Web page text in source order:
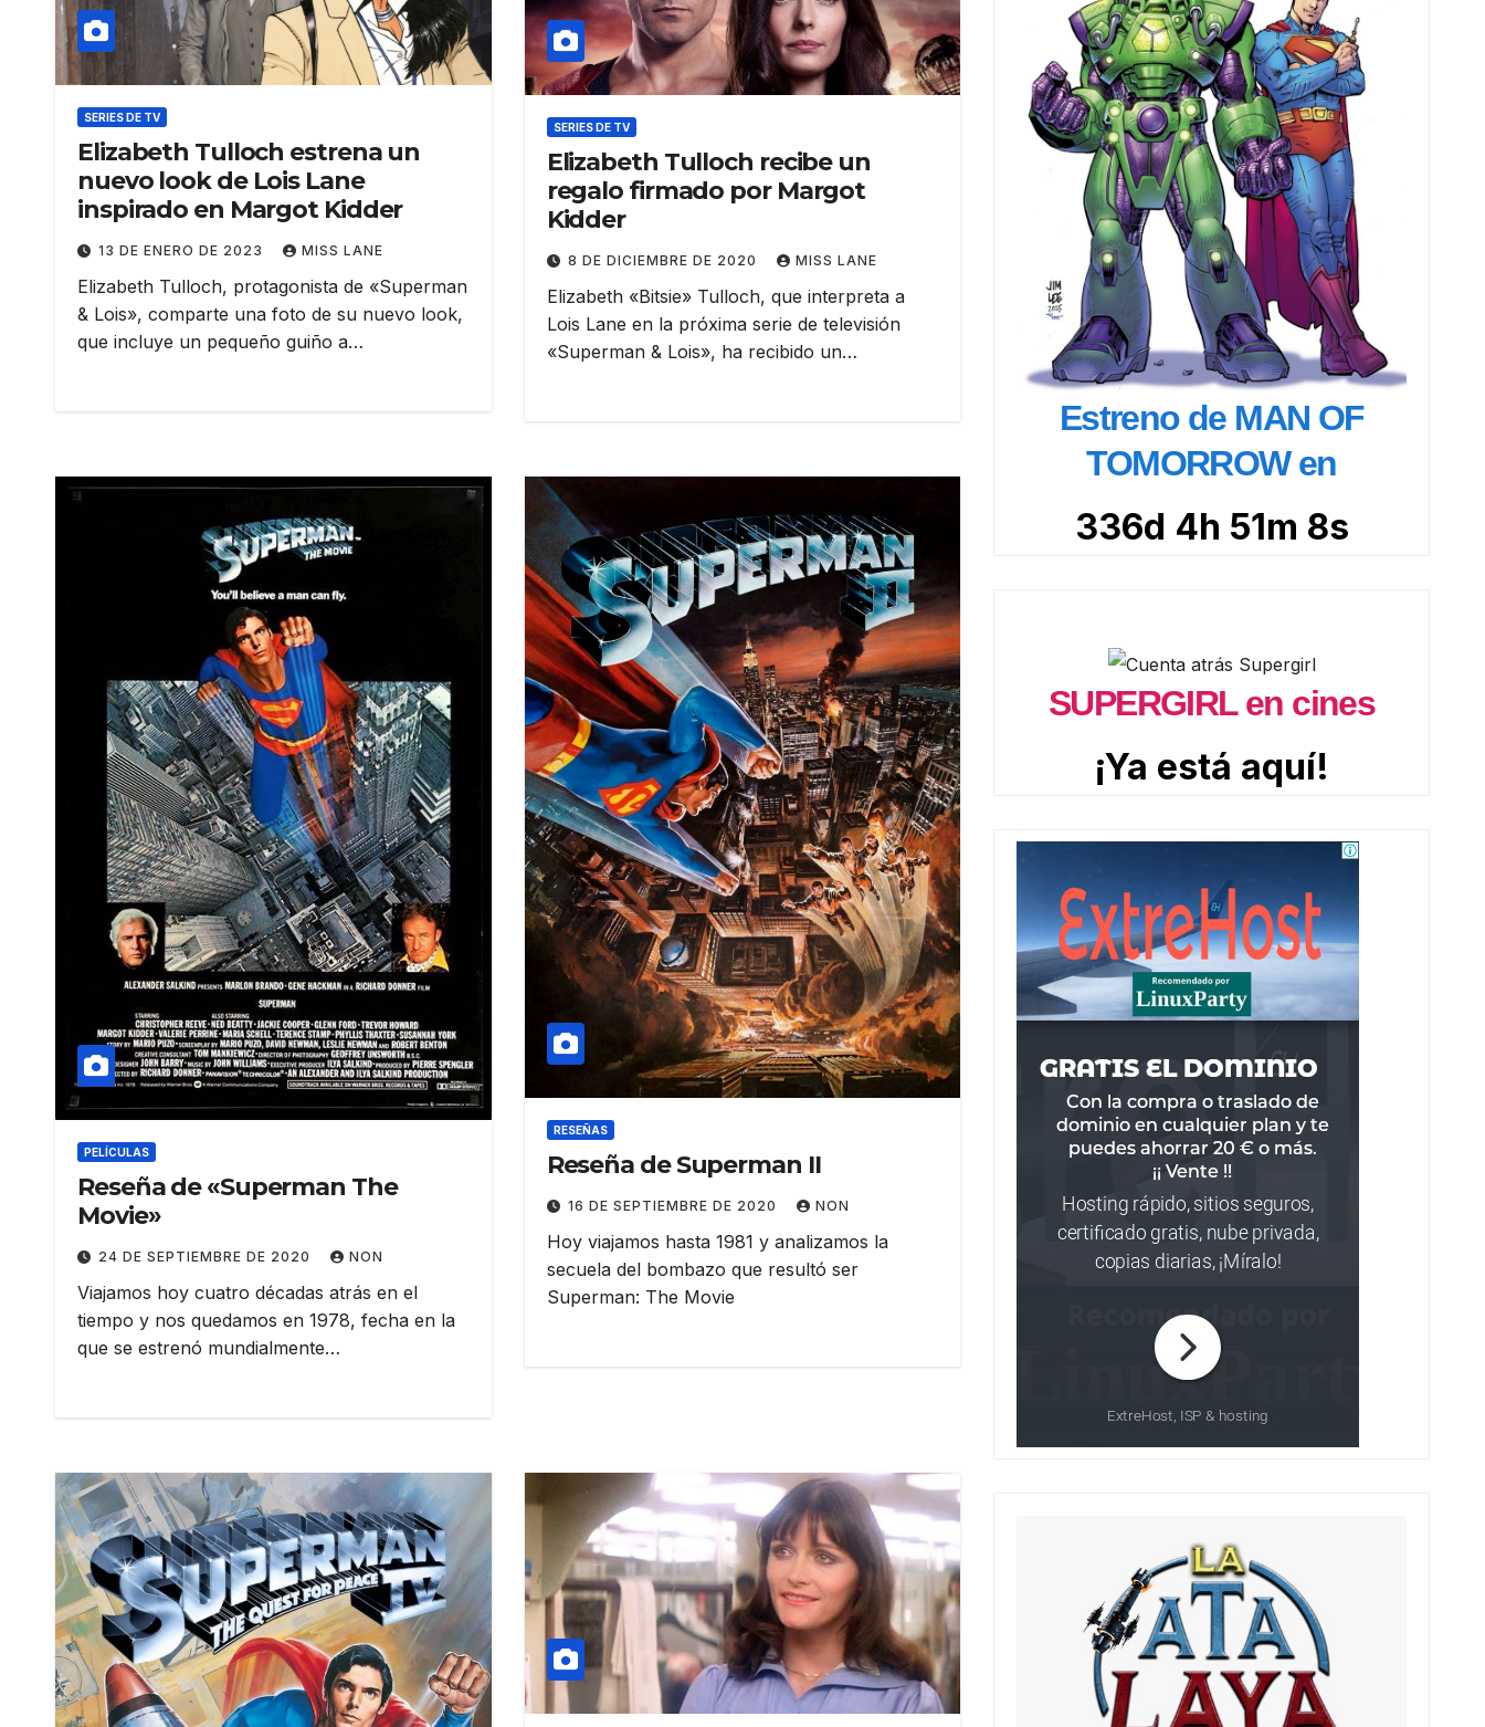
SERIES DE TV
Elizabeth Tulloch estrena un
nuevo look de Lois Lane
inspirado en Margot Kidder
13 DE ENERO DE 2023 MISS LANE
Elizabeth Tulloch, protagonista de «Superman
& Lois», comparte una foto de su nuevo look,
que incluye un pequeño guiño a…
SERIES DE TV
Elizabeth Tulloch recibe un
regalo firmado por Margot
Kidder
8 DE DICIEMBRE DE 2020 MISS LANE
Elizabeth «Bitsie» Tulloch, que interpreta a
Lois Lane en la próxima serie de televisión
«Superman & Lois», ha recibido un…
PELÍCULAS
Reseña de «Superman The
Movie»
24 DE SEPTIEMBRE DE 2020 NON
Viajamos hoy cuatro décadas atrás en el
tiempo y nos quedamos en 1978, fecha en la
que se estrenó mundialmente…
RESEÑAS
Reseña de Superman II
16 DE SEPTIEMBRE DE 2020 NON
Hoy viajamos hasta 1981 y analizamos la
secuela del bombazo que resultó ser
Superman: The Movie
Estreno de MAN OF
TOMORROW en
336d 4h 51m 7s
SUPERGIRL en cines
¡Ya está aquí!